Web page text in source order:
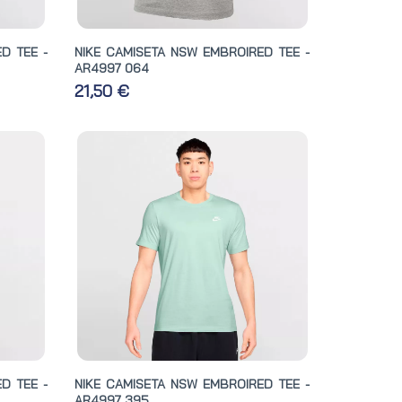
TEE -
NIKE CAMISETA NSW EMBROIRED TEE -
AR4997 064
21,50 €
TEE -
NIKE CAMISETA NSW EMBROIRED TEE -